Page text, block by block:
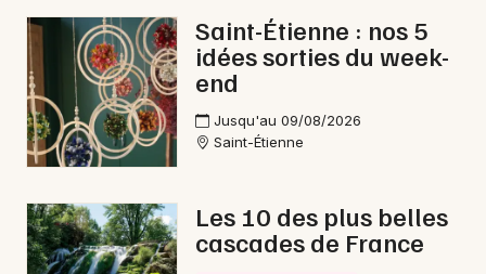
Expos
Sorties & loisirs
Cirque dans la Loire
Cirque en Auvergne-Rhône-Alpes
Saint-Étienne : nos 5
idées sorties du week-
end
Jusqu'au 09/08/2026
Saint-Étienne
Les 10 des plus belles
cascades de France